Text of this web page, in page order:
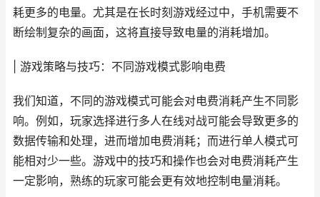
耗更多的电量。尤其是在长时刻游戏经过中，手机需要不
断绘制复杂的画面，这将直接导致电量的消耗增加。
| 游戏策略与技巧：不同游戏模式影响电费
我们知道，不同的游戏模式可能会对电费消耗产生不同影
响。例如，玩家选择进行多人在线对战可能会导致更多的
数据传输和处理，进而增加电费消耗；而进行单人模式可
能相对少一些。游戏中的技巧和操作也会对电费消耗产生
一定影响，熟练的玩家可能会更有效地控制电量消耗。